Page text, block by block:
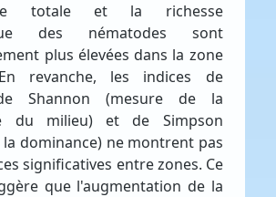
totale et la richesse
des nématodes sont
plus élevées dans la zone
revanche, les indices de
Shannon (mesure de la
du milieu) et de Simpson
dominance) ne montrent pas
significatives entre zones. Ce
que l'augmentation de la